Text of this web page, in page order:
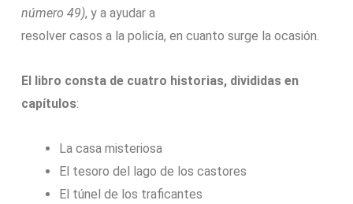
número 49), y a ayudar a
resolver casos a la policía, en cuanto surge la ocasión.
El libro consta de cuatro historias, divididas en
capítulos:
La casa misteriosa
El tesoro del lago de los castores
El túnel de los traficantes